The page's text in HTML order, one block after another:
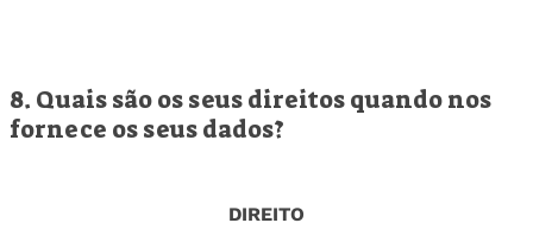
8. Quais são os seus direitos quando nos
fornece os seus dados?
DIREITO